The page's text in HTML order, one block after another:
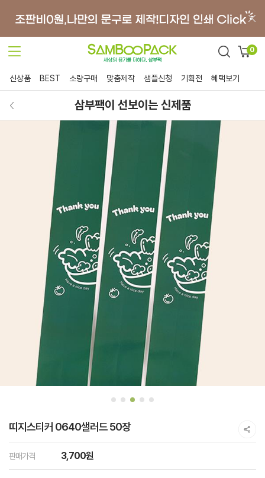
0
신상품 BEST 소량구매 맞춤제작 샘플신청 기획전 혜택보기
삼부팩이 선보이는 신제품
띠지스티커 0640샐러드 50장
판매가격 3,700원